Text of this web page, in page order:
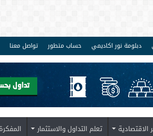
دبلومة نور اكاديمي حساب متطور تواصل معنا
الاقتصادية تعلم التداول والاستثمار